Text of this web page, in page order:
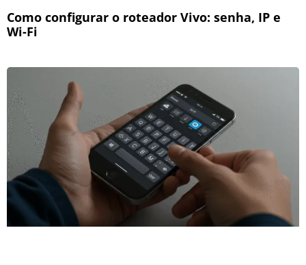
Como configurar o roteador Vivo: senha, IP e
Wi-Fi